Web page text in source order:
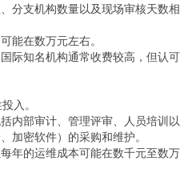
分支机构数量以及现场审核天数相
能在数万元左右。
际知名机构通常收费较高，但认可
入。
内部审计、管理评审、人员培训以
加密软件）的采购和维护。
年的运维成本可能在数千元至数万